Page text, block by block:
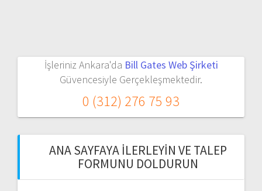
İşleriniz Ankara'da Bill Gates Web Şirketi
Güvencesiyle Gerçekleşmektedir.
0 (312) 276 75 93
ANA SAYFAYA İLERLEYIN VE TALEP
FORMUNU DOLDURUN